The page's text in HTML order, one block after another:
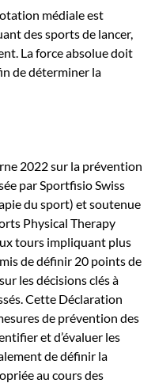
médiale est
des sports de lancer,
La force absolue doit
de déterminer la
2022 sur la prévention
par Sportfisio Swiss
du sport) et soutenue
Physical Therapy
tours impliquant plus
de définir 20 points de
les décisions clés à
Cette Déclaration
de prévention des
et d’évaluer les
de définir la
au cours des